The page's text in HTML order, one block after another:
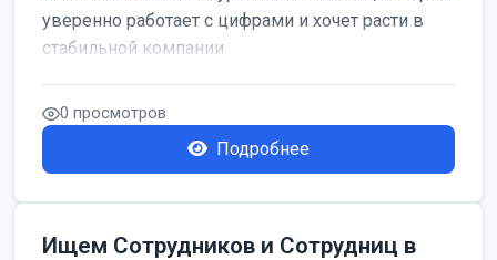
уверенно работает с цифрами и хочет расти в
стабильной компании
0 просмотров
Подробнее
Ищем Сотрудников и Сотрудниц в